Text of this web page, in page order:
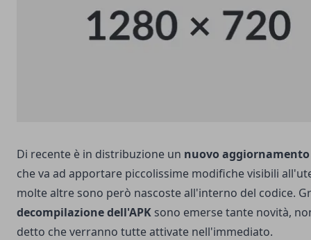
Di recente è in distribuzione un nuovo aggiornamento
che va ad apportare piccolissime modifiche visibili
molte altre sono però nascoste all'interno del codice.
decompilazione dell'APK sono emerse tante novità,
detto che verranno tutte attivate nell'immediato.